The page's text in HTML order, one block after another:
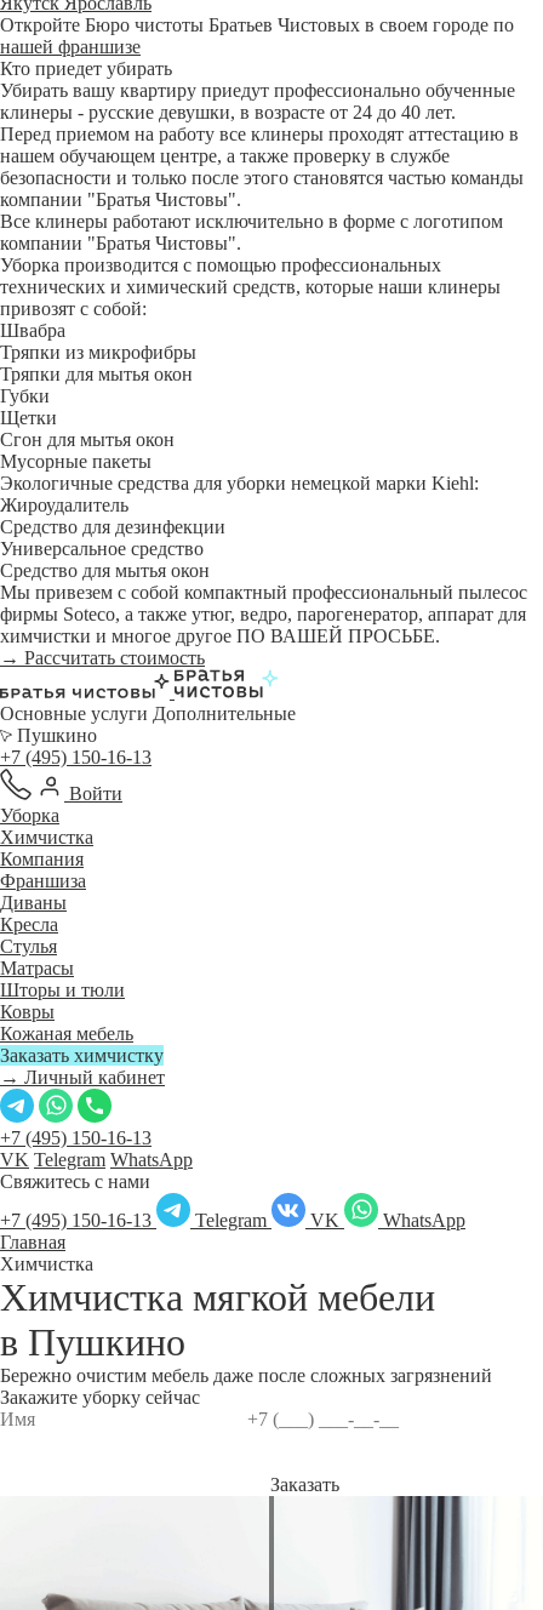
Откройте Бюро чистоты Братьев Чистовых в своем городе по
нашей франшизе
Кто приедет убирать
Убирать вашу квартиру приедут профессионально обученные
клинеры - русские девушки, в возрасте от 24 до 40 лет.
Перед приемом на работу все клинеры проходят аттестацию в
нашем обучающем центре, а также проверку в службе
безопасности и только после этого становятся частью команды
компании "Братья Чистовы".
Все клинеры работают исключительно в форме с логотипом
компании "Братья Чистовы".
Уборка производится с помощью профессиональных
технических и химический средств, которые наши клинеры
привозят с собой:
Швабра
Тряпки из микрофибры
Тряпки для мытья окон
Губки
Щетки
Сгон для мытья окон
Мусорные пакеты
Экологичные средства для уборки немецкой марки Kiehl:
Жироудалитель
Средство для дезинфекции
Универсальное средство
Средство для мытья окон
Мы привезем с собой компактный профессиональный пылесос
фирмы Soteco, а также утюг, ведро, парогенератор, аппарат для
химчистки и многое другое ПО ВАШЕЙ ПРОСЬБЕ.
→ Рассчитать стоимость
Основные услуги Дополнительные
Пушкино
+7 (495) 150-16-13
Войти
Уборка
Химчистка
Компания
Франшиза
Диваны
Кресла
Стулья
Матрасы
Шторы и тюли
Ковры
Кожаная мебель
Заказать химчистку
→ Личный кабинет
+7 (495) 150-16-13
VK Telegram WhatsApp
Свяжитесь с нами
+7 (495) 150-16-13
Telegram VK
WhatsApp
Главная
Химчистка
Химчистка мягкой мебели
в Пушкино
Бережно очистим мебель даже после сложных загрязнений
Закажите уборку сейчас
Заказать